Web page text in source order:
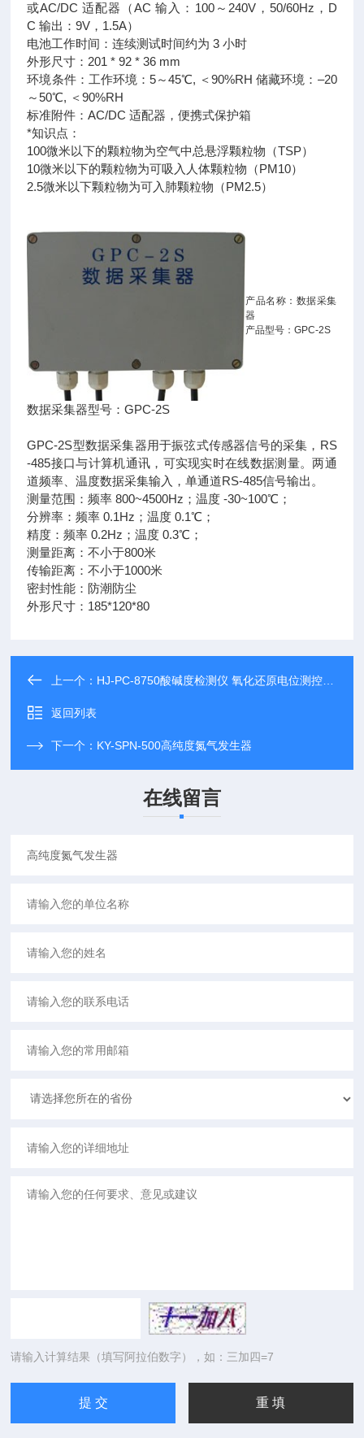
或AC/DC 适配器（AC 输入：100～240V，50/60Hz，D
C 输出：9V，1.5A）
电池工作时间：连续测试时间约为 3 小时
外形尺寸：201 * 92 * 36 mm
环境条件：工作环境：5～45℃, ＜90%RH 储藏环境：–20
～50℃, ＜90%RH
标准附件：AC/DC 适配器，便携式保护箱
*知识点：
100微米以下的颗粒物为空气中总悬浮颗粒物（TSP）
10微米以下的颗粒物为可吸入人体颗粒物（PM10）
2.5微米以下颗粒物为可入肺颗粒物（PM2.5）
产品名称：数据采集
器
产品型号：GPC-2S
数据采集器型号：GPC-2S
GPC-2S型数据采集器用于振弦式传感器信号的采集，RS
-485接口与计算机通讯，可实现实时在线数据测量。两通
道频率、温度数据采集输入，单通道RS-485信号输出。
测量范围：频率 800~4500Hz；温度 -30~100℃；
分辨率：频率 0.1Hz；温度 0.1℃；
精度：频率 0.2Hz；温度 0.3℃；
测量距离：不小于800米
传输距离：不小于1000米
密封性能：防潮防尘
外形尺寸：185*120*80
上一个： HJ-PC-8750酸碱度检测仪 氧化还原电位测控仪 酸碱仪
返回列表
下一个： KY-SPN-500高纯度氮气发生器
在线留言
请输入计算结果（填写阿拉伯数字），如：三加四=7